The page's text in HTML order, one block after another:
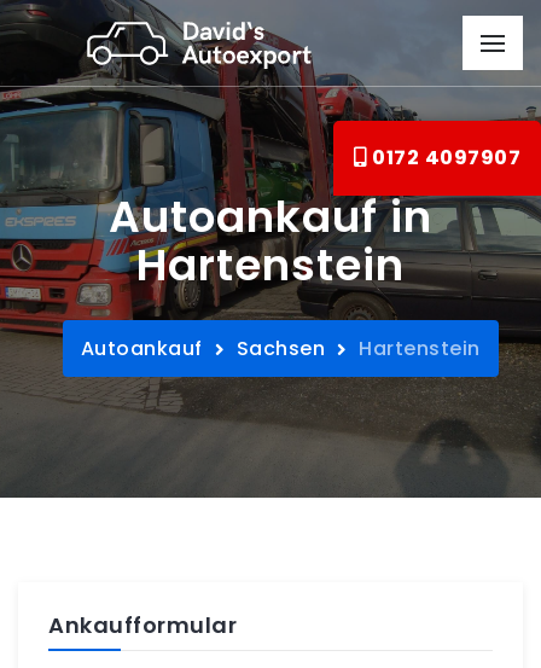
0172 4097907
Autoankauf in
Hartenstein
Autoankauf Sachsen Hartenstein
Ankaufformular